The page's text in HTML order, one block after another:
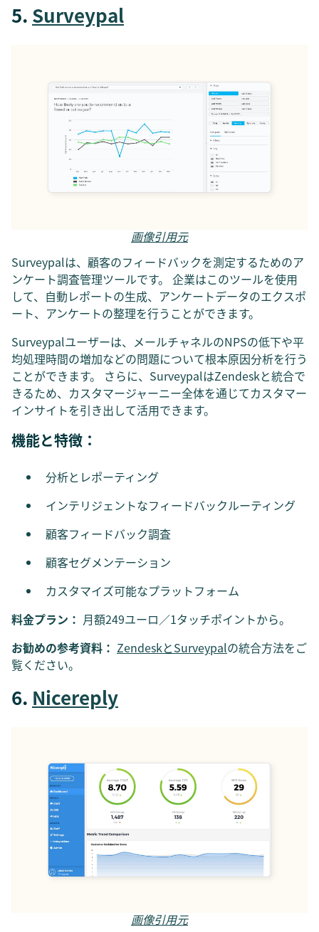
5. Surveypal
画像引用元
Surveypalは、顧客のフィードバックを測定するためのア
ンケート調査管理ツールです。 企業はこのツールを使用
して、自動レポートの生成、アンケートデータのエクスポ
ート、アンケートの整理を行うことができます。
Surveypalユーザーは、メールチャネルのNPSの低下や平
均処理時間の増加などの問題について根本原因分析を行う
ことができます。 さらに、SurveypalはZendeskと統合で
きるため、カスタマージャーニー全体を通じてカスタマー
インサイトを引き出して活用できます。
機能と特徴：
分析とレポーティング
インテリジェントなフィードバックルーティング
顧客フィードバック調査
顧客セグメンテーション
カスタマイズ可能なプラットフォーム
料金プラン： 月額249ユーロ／1タッチポイントから。
お勧めの参考資料： ZendeskとSurveypalの統合方法をご
覧ください。
6. Nicereply
画像引用元